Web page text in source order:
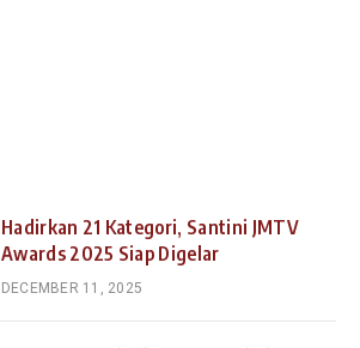
Hadirkan 21 Kategori, Santini JMTV
Awards 2025 Siap Digelar
DECEMBER 11, 2025